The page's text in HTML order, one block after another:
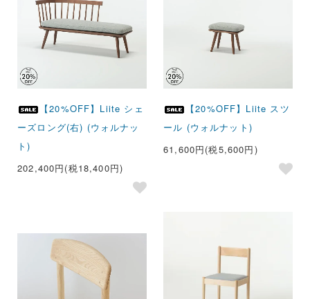
【20%OFF】Liite シェ
ーズロング(右) (ウォルナッ
ト)
202,400円(税18,400円)
【20%OFF】Liite スツ
ール (ウォルナット)
61,600円(税5,600円)